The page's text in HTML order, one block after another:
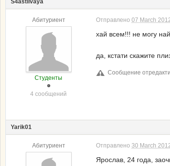
S4astlivaya
Абитуриент
Студенты
4 сообщений
Отправлено 07 March
хай всем!!! не могу
да, кстати скажите
Сообщение
Yarik01
Абитуриент Отправлено 30 March
Ярослав, 24 года,